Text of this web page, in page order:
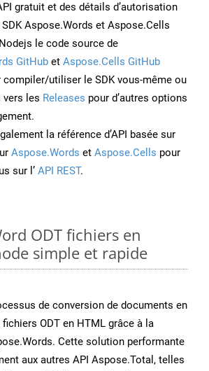
gratuit et des détails d’autorisation
Aspose.Words et Aspose.Cells
le code source de
GitHub et Aspose.Cells GitHub
compiler/utiliser le SDK vous-même ou
vers les Releases pour d’autres options
la référence d’API basée sur
Aspose.Words et Aspose.Cells pour
sur l’ API REST.
ODT fichiers en
simple et rapide
de conversion de documents en
ODT en HTML grâce à la
Cette solution performante
aux autres API Aspose.Total, telles